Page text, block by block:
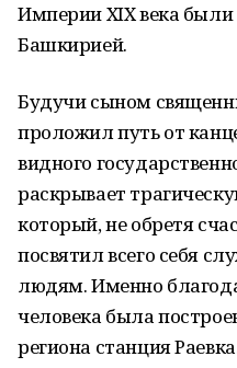
Империи XIX века были
Башкирией.
Будучи сыном
проложил путь от
видного
раскрывает
который, не обретя
посвятил всего себя
людям. Именно
человека была
региона станция